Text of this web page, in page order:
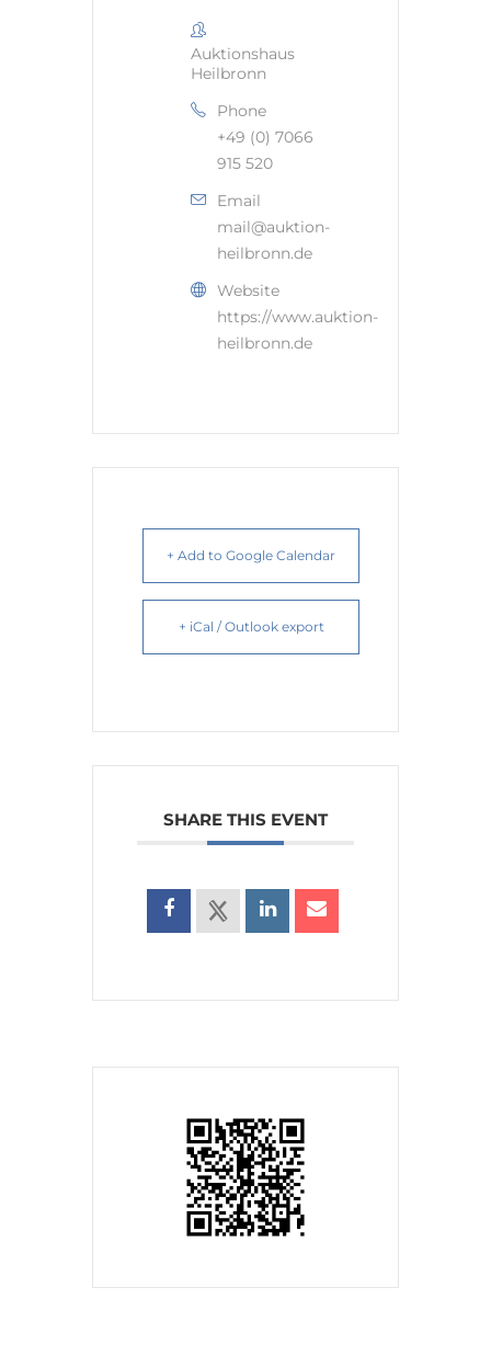
Auktionshaus
Heilbronn
Phone
+49 (0) 7066
915 520
Email
mail@auktion-
heilbronn.de
Website
https://www.auktion-
heilbronn.de
+ Add to Google Calendar
+ iCal / Outlook export
SHARE THIS EVENT